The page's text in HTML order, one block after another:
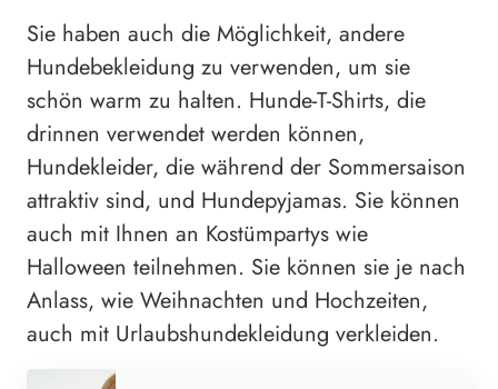
Sie haben auch die Möglichkeit, andere
Hundebekleidung zu verwenden, um sie
schön warm zu halten. Hunde-T-Shirts, die
drinnen verwendet werden können,
Hundekleider, die während der Sommersaison
attraktiv sind, und Hundepyjamas. Sie können
auch mit Ihnen an Kostümpartys wie
Halloween teilnehmen. Sie können sie je nach
Anlass, wie Weihnachten und Hochzeiten,
auch mit Urlaubshundekleidung verkleiden.